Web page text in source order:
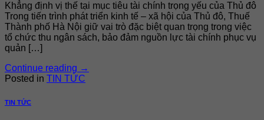
Khẳng định vị thế tại mục tiêu tài chính trọng yếu của Thủ đô
Trong tiến trình phát triển kinh tế – xã hội của Thủ đô, Thuế
Thành phố Hà Nội giữ vai trò đặc biệt quan trọng trong việc
tổ chức thu ngân sách, bảo đảm nguồn lực tài chính phục vụ
quản […]
Continue reading →
Posted in TIN TỨC
TIN TỨC